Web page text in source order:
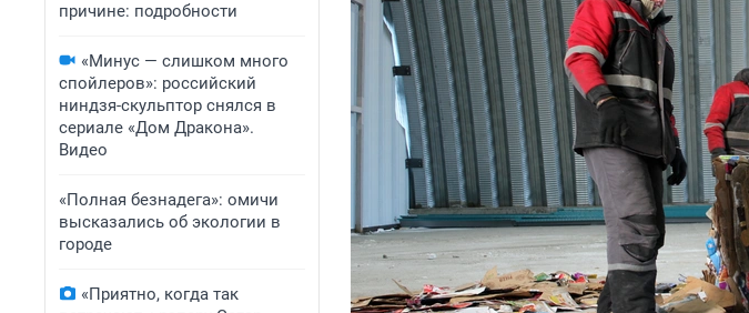
причине: подробности
«Минус — слишком много
спойлеров»: российский
ниндзя-скульптор снялся в
сериале «Дом Дракона».
Видео
«Полная безнадега»: омичи
высказались об экологии в
городе
«Приятно, когда так